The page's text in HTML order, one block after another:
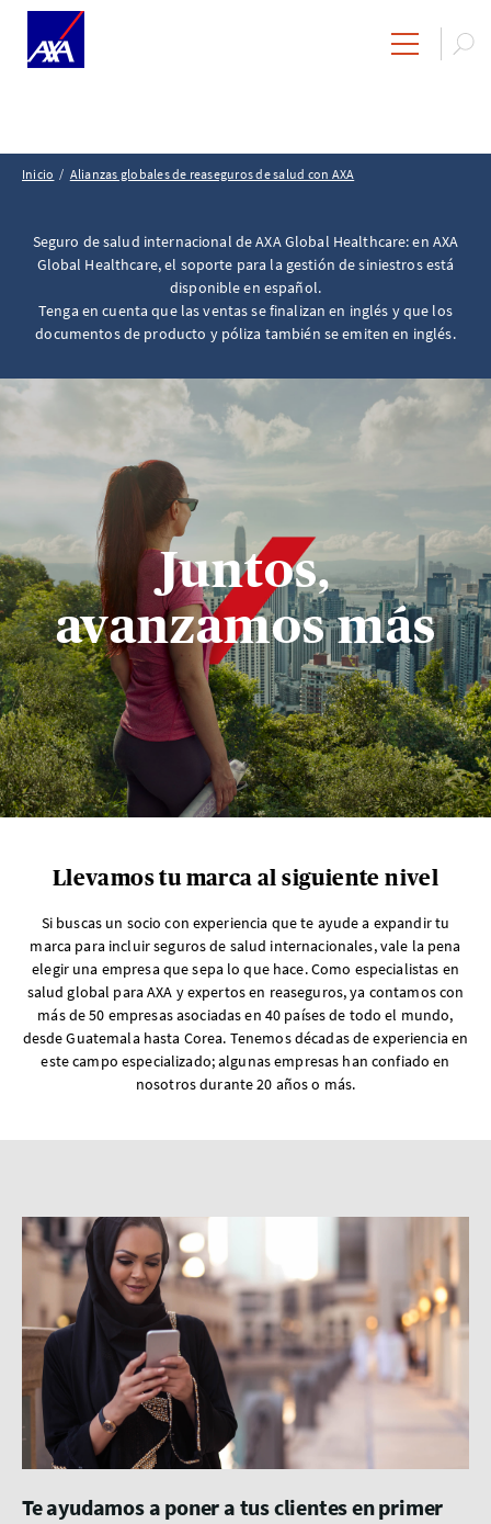
Inicio Alianzas globales de reaseguros de salud con AXA
Seguro de salud internacional de AXA Global Healthcare: en AXA
Global Healthcare, el soporte para la gestión de siniestros está
disponible en español.
Tenga en cuenta que las ventas se finalizan en inglés y que los
documentos de producto y póliza también se emiten en inglés.
Juntos,
avanzamos más
Llevamos tu marca al siguiente nivel
Si buscas un socio con experiencia que te ayude a expandir tu
marca para incluir seguros de salud internacionales, vale la pena
elegir una empresa que sepa lo que hace. Como especialistas en
salud global para AXA y expertos en reaseguros, ya contamos con
más de 50 empresas asociadas en 40 países de todo el mundo,
desde Guatemala hasta Corea. Tenemos décadas de experiencia en
este campo especializado; algunas empresas han confiado en
nosotros durante 20 años o más.
Te ayudamos a poner a tus clientes en primer